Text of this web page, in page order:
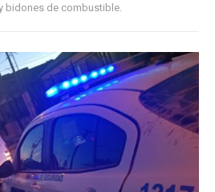
bidones de combustible.